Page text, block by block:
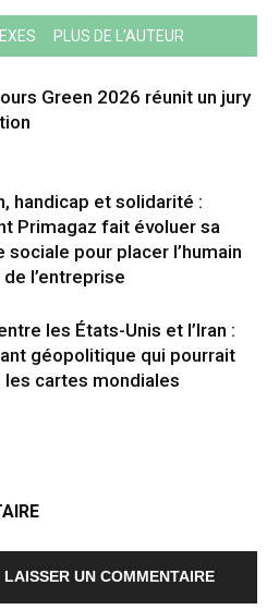
PLUS DE L'AUTEUR
Green 2026 réunit un jury
handicap et solidarité :
Primagaz fait évoluer sa
sociale pour placer l’humain
l’entreprise
les États-Unis et l’Iran :
géopolitique qui pourrait
cartes mondiales
UN COMMENTAIRE